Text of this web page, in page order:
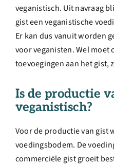
English
veganistisch. Uit navraag
gist een veganistische
Er kan dus vanuit worden
voor veganisten. Wel
toevoegingen aan het gist,
Is de productie
veganistisch?
Voor de productie van gist
voedingsbodem. De
commerciële gist groeit